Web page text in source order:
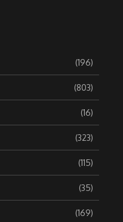
(196)
(803)
(16)
(323)
(115)
(35)
(169)